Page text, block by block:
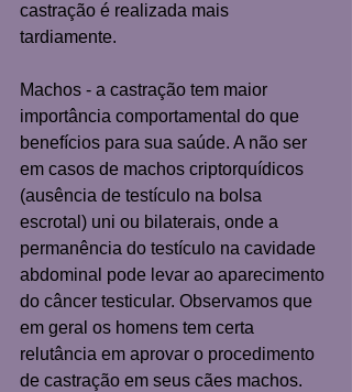
castração é realizada mais
tardiamente.
Machos - a castração tem maior
importância comportamental do que
benefícios para sua saúde. A não ser
em casos de machos criptorquídicos
(ausência de testículo na bolsa
escrotal) uni ou bilaterais, onde a
permanência do testículo na cavidade
abdominal pode levar ao aparecimento
do câncer testicular. Observamos que
em geral os homens tem certa
relutância em aprovar o procedimento
de castração em seus cães machos.